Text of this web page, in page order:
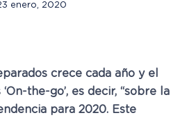
enero, 2020
crece cada año y el
the-go’, es decir, “sobre la
para 2020. Este